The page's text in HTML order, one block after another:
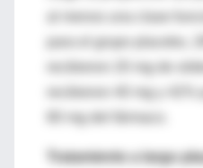
para el grupo placebo,
Tratamiento a largo